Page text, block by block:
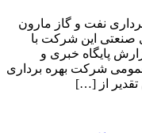
نفت و گاز مارون
های صنعتی این شرکت با
پایگاه خبری و
شرکت بهره برداری
از […]